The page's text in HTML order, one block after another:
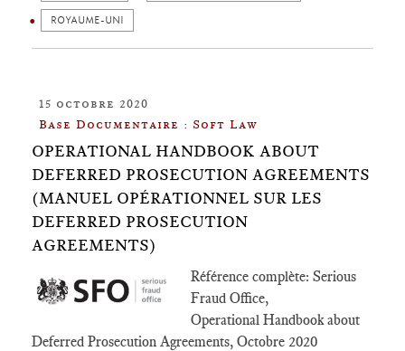
ROYAUME-UNI
15 octobre 2020
Base Documentaire : Soft Law
OPERATIONAL HANDBOOK ABOUT
DEFERRED PROSECUTION AGREEMENTS
(MANUEL OPÉRATIONNEL SUR LES
DEFERRED PROSECUTION
AGREEMENTS)
Référence complète: Serious
Fraud Office,
Operational Handbook about
Deferred Prosecution Agreements, Octobre 2020